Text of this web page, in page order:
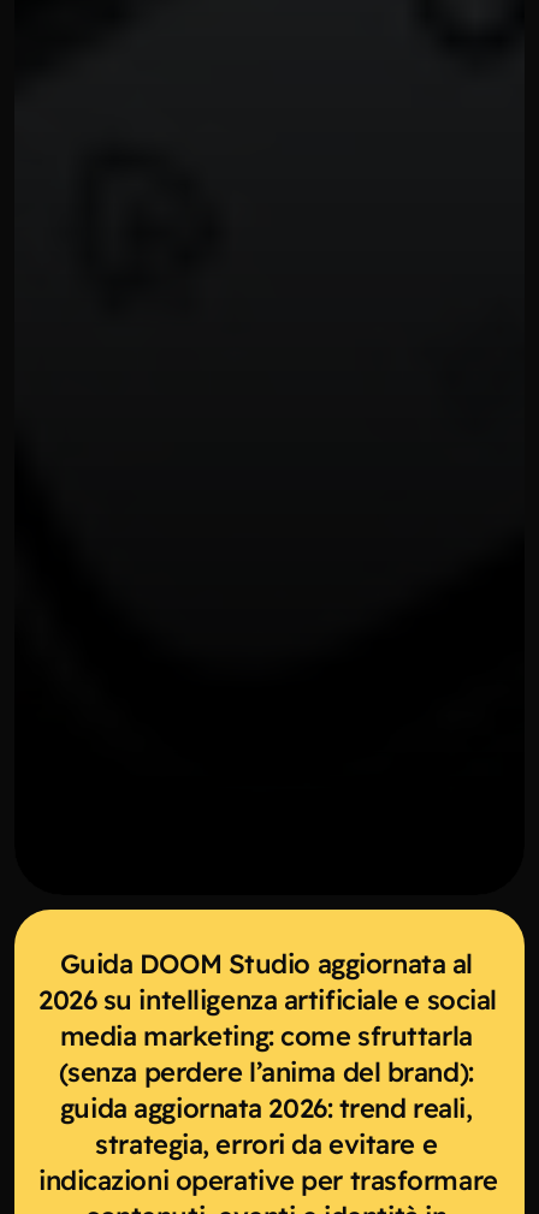
Guida DOOM Studio aggiornata al
2026 su intelligenza artificiale e social
media marketing: come sfruttarla
(senza perdere l’anima del brand):
guida aggiornata 2026: trend reali,
strategia, errori da evitare e
indicazioni operative per trasformare